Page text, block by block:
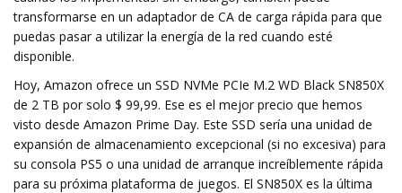
transformarse en un adaptador de CA de carga rápida para que
puedas pasar a utilizar la energía de la red cuando esté
disponible.
Hoy, Amazon ofrece un SSD NVMe PCIe M.2 WD Black SN850X
de 2 TB por solo $ 99,99. Ese es el mejor precio que hemos
visto desde Amazon Prime Day. Este SSD sería una unidad de
expansión de almacenamiento excepcional (si no excesiva) para
su consola PS5 o una unidad de arranque increíblemente rápida
para su próxima plataforma de juegos. El SN850X es la última